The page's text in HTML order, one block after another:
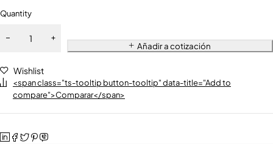
Quantity
Añadir a cotización
Wishlist
<span class="ts-tooltip button-tooltip" data-title="Add to
compare">Comparar</span>